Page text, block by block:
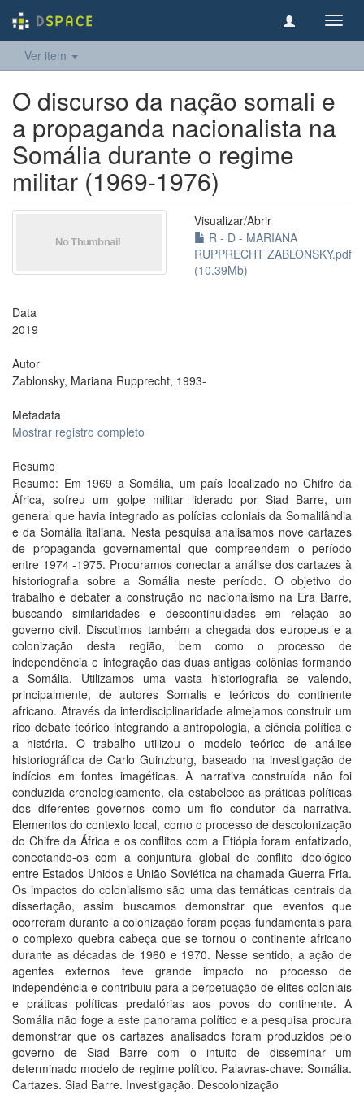
Ver item
O discurso da nação somali e
a propaganda nacionalista na
Somália durante o regime
militar (1969-1976)
Visualizar/Abrir
R - D - MARIANA
RUPPRECHT ZABLONSKY.pdf
(10.39Mb)
Data
2019
Autor
Zablonsky, Mariana Rupprecht, 1993-
Metadata
Mostrar registro completo
Resumo
Resumo: Em 1969 a Somália, um país localizado no Chifre da
África, sofreu um golpe militar liderado por Siad Barre, um
general que havia integrado as polícias coloniais da Somalilândia
e da Somália italiana. Nesta pesquisa analisamos nove cartazes
de propaganda governamental que compreendem o período
entre 1974 -1975. Procuramos conectar a análise dos cartazes à
historiografia sobre a Somália neste período. O objetivo do
trabalho é debater a construção no nacionalismo na Era Barre,
buscando similaridades e descontinuidades em relação ao
governo civil. Discutimos também a chegada dos europeus e a
colonização desta região, bem como o processo de
independência e integração das duas antigas colônias formando
a Somália. Utilizamos uma vasta historiografia se valendo,
principalmente, de autores Somalis e teóricos do continente
africano. Através da interdisciplinaridade almejamos construir um
rico debate teórico integrando a antropologia, a ciência política e
a história. O trabalho utilizou o modelo teórico de análise
historiográfica de Carlo Guinzburg, baseado na investigação de
indícios em fontes imagéticas. A narrativa construída não foi
conduzida cronologicamente, ela estabelece as práticas políticas
dos diferentes governos como um fio condutor da narrativa.
Elementos do contexto local, como o processo de descolonização
do Chifre da África e os conflitos com a Etiópia foram enfatizado,
conectando-os com a conjuntura global de conflito ideológico
entre Estados Unidos e União Soviética na chamada Guerra Fria.
Os impactos do colonialismo são uma das temáticas centrais da
dissertação, assim buscamos demonstrar que eventos que
ocorreram durante a colonização foram peças fundamentais para
o complexo quebra cabeça que se tornou o continente africano
durante as décadas de 1960 e 1970. Nesse sentido, a ação de
agentes externos teve grande impacto no processo de
independência e contribuiu para a perpetuação de elites coloniais
e práticas políticas predatórias aos povos do continente. A
Somália não foge a este panorama político e a pesquisa procura
demonstrar que os cartazes analisados foram produzidos pelo
governo de Siad Barre com o intuito de disseminar um
determinado modelo de regime político. Palavras-chave: Somália.
Cartazes. Siad Barre. Investigação. Descolonização